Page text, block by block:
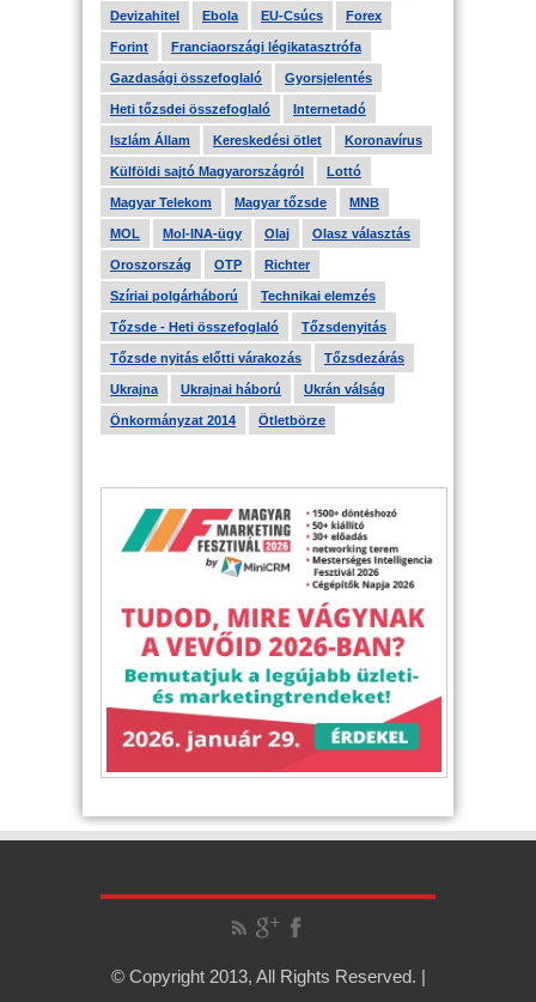
Devizahitel Ebola EU-Csúcs Forex
Forint Franciaországi légikatasztrófa
Gazdasági összefoglaló Gyorsjelentés
Heti tőzsdei összefoglaló Internetadó
Iszlám Állam Kereskedési ötlet Koronavírus
Külföldi sajtó Magyarországról Lottó
Magyar Telekom Magyar tőzsde MNB
MOL Mol-INA-ügy Olaj Olasz választás
Oroszország OTP Richter
Szíriai polgárháború Technikai elemzés
Tőzsde - Heti összefoglaló Tőzsdenyitás
Tőzsde nyitás előtti várakozás Tőzsdezárás
Ukrajna Ukrajnai háború Ukrán válság
Önkormányzat 2014 Ötletbörze
© Copyright 2013, All Rights Reserved. |